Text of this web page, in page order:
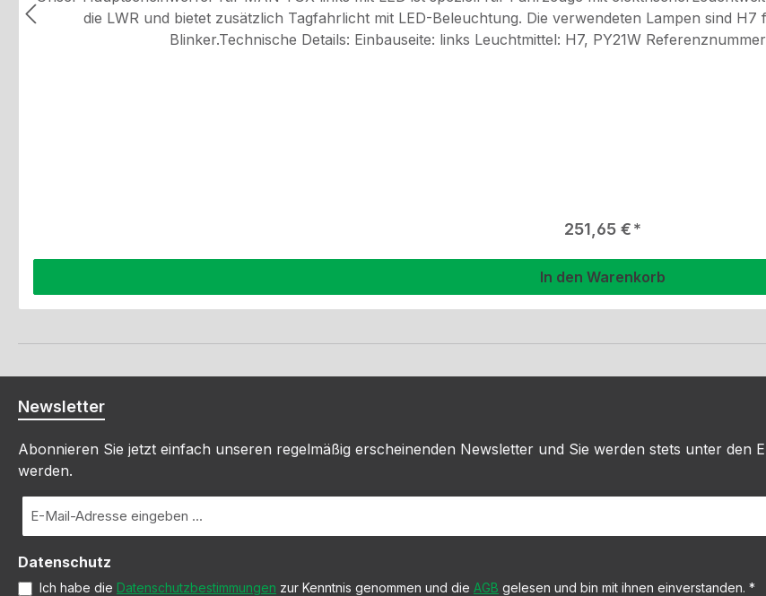
die LWR und bietet zusätzlich Tagfahrlicht mit LED-Beleuchtung. Die verwendeten Lampen sind
Blinker.Technische Details: Einbauseite: links Leuchtmittel: H7, PY21W
Regulärer Preis:
251,65 €
In den Warenkorb
Newsletter
Abonnieren Sie jetzt einfach unseren regelmäßig erscheinenden Newsletter und Sie werden stets unter
werden.
Mail-
*
Datenschutz
Ich habe die Datenschutzbestimmungen zur Kenntnis genommen und die AGB gelesen und bin mit ihnen einverstanden. *